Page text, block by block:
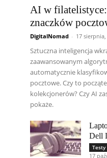
AI w
znaczków
DigitalNomad - 17 sierpnia,
Sztuczna inteligencja
zaawansowanym
automatycznie
pocztowe. Czy to
kolekcjonerów? Czy AI
pokaże.
Dell
17